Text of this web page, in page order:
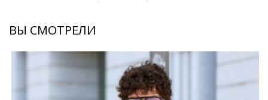
ягнёнка, создающая ощущение лёгкости и комфорта в
носке. Длина изделия составляет 70–75 см (с
возможностью корректировки), что делает модель
универсальной для городского ритма жизни.
Представлена в двух классических цветах —
ВЫ СМОТРЕЛИ